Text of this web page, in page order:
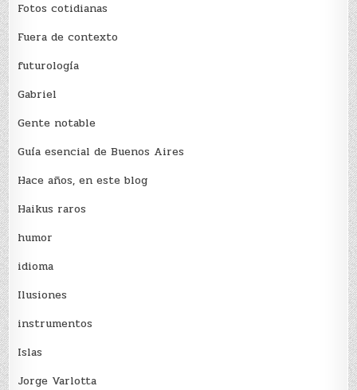
Fotos cotidianas
Fuera de contexto
futurología
Gabriel
Gente notable
Guía esencial de Buenos Aires
Hace años, en este blog
Haikus raros
humor
idioma
Ilusiones
instrumentos
Islas
Jorge Varlotta